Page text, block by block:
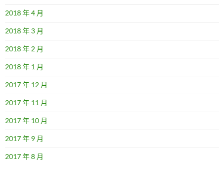
2018 年 4 月
2018 年 3 月
2018 年 2 月
2018 年 1 月
2017 年 12 月
2017 年 11 月
2017 年 10 月
2017 年 9 月
2017 年 8 月